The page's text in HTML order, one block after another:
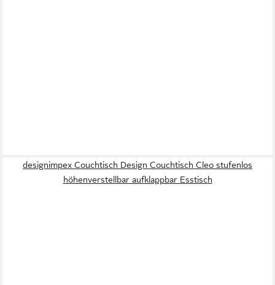
designimpex Couchtisch Design Couchtisch Cleo stufenlos
höhenverstellbar aufklappbar Esstisch